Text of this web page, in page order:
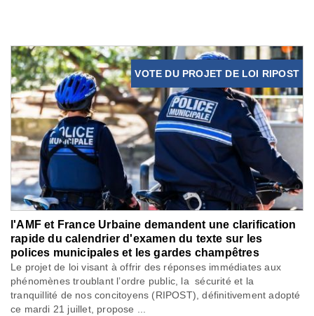
VOTE DU PROJET DE LOI RIPOST
l'AMF et France Urbaine demandent une clarification
rapide du calendrier d'examen du texte sur les
polices municipales et les gardes champêtres
Le projet de loi visant à offrir des réponses immédiates aux
phénomènes troublant l’ordre public, la sécurité et la
tranquillité de nos concitoyens (RIPOST), définitivement adopté
ce mardi 21 juillet, propose ...